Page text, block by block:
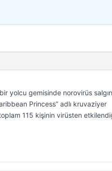
yolcu gemisinde norovirüs
Princess” adlı kruvaziyer
115 kişinin virüsten